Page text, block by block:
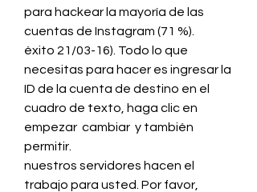
para hackear la mayoría de las
cuentas de Instagram (71 %).
éxito 21/03-16). Todo lo que
necesitas para hacer es ingresar la
ID de la cuenta de destino en el
cuadro de texto, haga clic en
empezar  cambiar  y también
permitir.
nuestros servidores hacen el
trabajo para usted. Por favor,